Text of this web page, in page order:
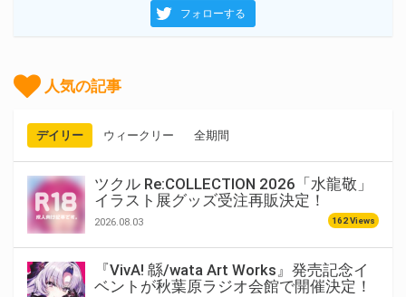
フォローする
人気の記事
デイリー ウィークリー 全期間
ツクル Re:COLLECTION 2026「水龍敬」
イラスト展グッズ受注再販決定！
2026.08.03 162 Views
『VivA! 緜/wata Art Works』発売記念イ
ベントが秋葉原ラジオ会館で開催決定！